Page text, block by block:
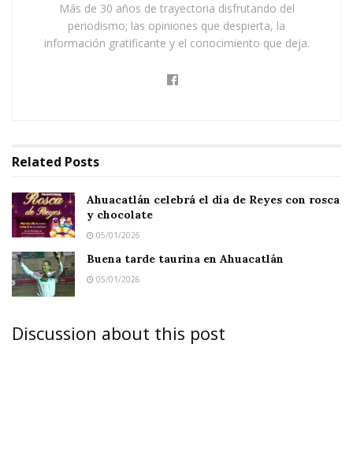
BURÓCRATAS DE AHUACATLÁN
exclamó jubiloso un trabajador de base del
Más de 30 años de trayectoria disfrutando del
periodismo; las opiniones que despierta, la
información gratificante y el conocimiento que deja.
Related Posts
Ahuacatlán celebrá el día de Reyes con rosca
y chocolate
05/01/2026
Buena tarde taurina en Ahuacatlán
05/01/2026
Discussion about this post